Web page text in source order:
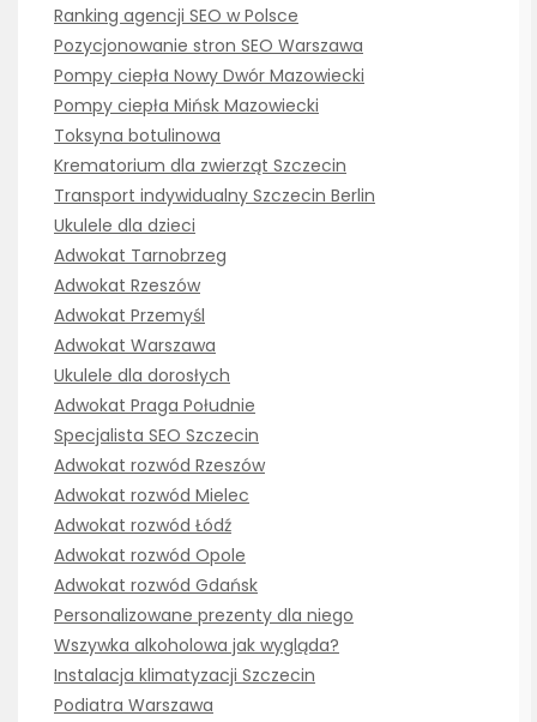
Ranking agencji SEO w Polsce
Pozycjonowanie stron SEO Warszawa
Pompy ciepła Nowy Dwór Mazowiecki
Pompy ciepła Mińsk Mazowiecki
Toksyna botulinowa
Krematorium dla zwierząt Szczecin
Transport indywidualny Szczecin Berlin
Ukulele dla dzieci
Adwokat Tarnobrzeg
Adwokat Rzeszów
Adwokat Przemyśl
Adwokat Warszawa
Ukulele dla dorosłych
Adwokat Praga Południe
Specjalista SEO Szczecin
Adwokat rozwód Rzeszów
Adwokat rozwód Mielec
Adwokat rozwód Łódź
Adwokat rozwód Opole
Adwokat rozwód Gdańsk
Personalizowane prezenty dla niego
Wszywka alkoholowa jak wygląda?
Instalacja klimatyzacji Szczecin
Podiatra Warszawa